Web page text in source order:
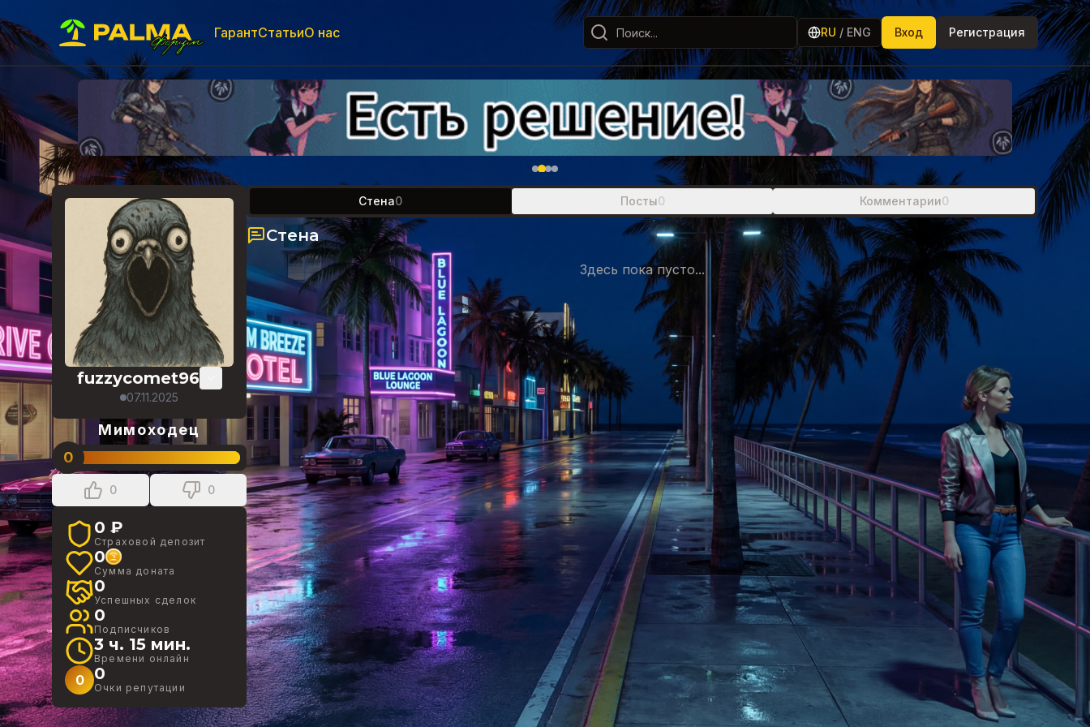
ГарантСтатьиО нас RU / ENG Вход Регистрация
fuzzycomet96
07.11.2025
Мимоходец
0
0 0
0 ₽
Страховой депозит
0
Сумма доната
0
Успешных сделок
0
Подписчиков
3 ч. 15 мин.
Времени онлайн
0 0
Очки репутации
Стена0 Посты0 Комментарии0
Стена
Здесь пока пусто...